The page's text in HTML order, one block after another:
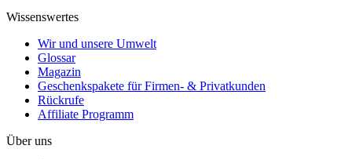
Wissenswertes
Wir und unsere Umwelt
Glossar
Magazin
Geschenkspakete für Firmen- & Privatkunden
Rückrufe
Affiliate Programm
Über uns